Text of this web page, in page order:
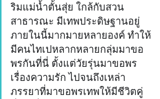
ริมแม่น้ำตั้นสุ่ย ใกล้กับสวน
สาธารณะ มีเทพประดิษฐานอยู่
ภายในนี้มากมายหลายองค์ ทำให้
มีคนไทเปหลากหลายกลุ่มมาขอ
พรกันที่นี่ ตั้งแต่วัยรุ่นมาขอพร
เรื่องความรัก ไปจนถึงเหล่า
ภรรยาที่มาขอพรเทพให้มีชีวิตคู่